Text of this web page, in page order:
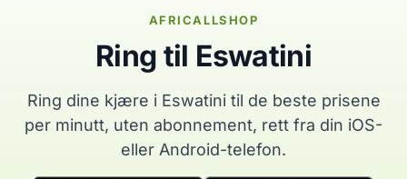
AFRICALLSHOP
Ring til Eswatini
Ring dine kjære i Eswatini til de beste prisene
per minutt, uten abonnement, rett fra din iOS-
eller Android-telefon.